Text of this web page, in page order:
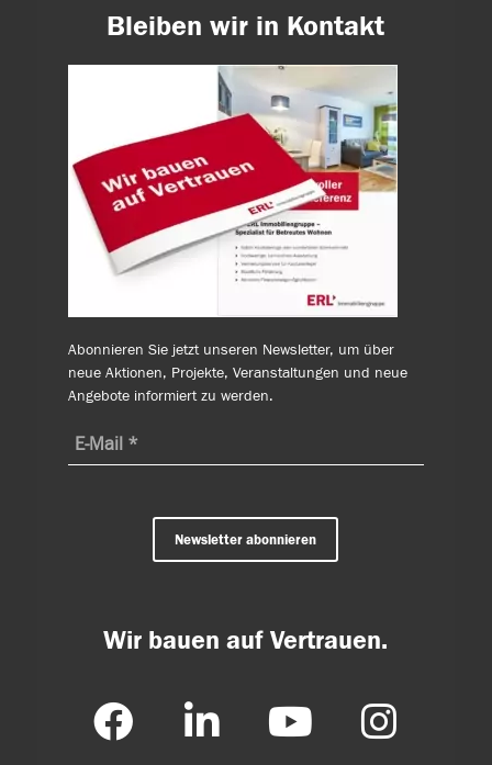
Bleiben wir in Kontakt
Abonnieren Sie jetzt unseren Newsletter, um über
neue Aktionen, Projekte, Veranstaltungen und neue
Angebote informiert zu werden.
Newsletter abonnieren
Wir bauen auf Vertrauen.